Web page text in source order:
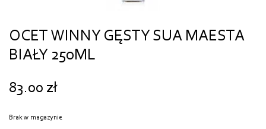
OCET WINNY GĘSTY SUA MAESTA
BIAŁY 250ML
83.00 zł
Brak w magazynie